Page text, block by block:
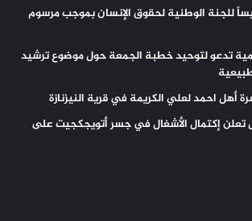
للجنة الوطنية لحقوق الإنسان بموجب مرسوم
تدعو لتوحيد خطبة الجمعة حول موضوع ترشيد
أهل احمد لعلي الكريمة في قرية النيزنازة
تعلن إكتمال الأشغال في جسر أتويجكجيت على